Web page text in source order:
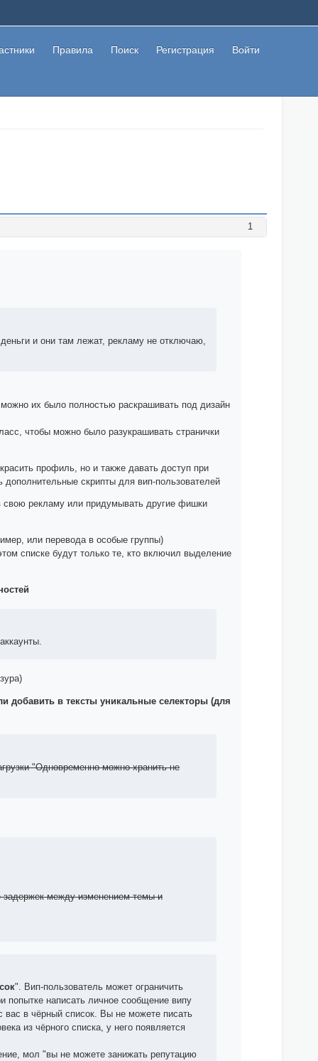
Правила Поиск Регистрация Войти
1
и они там лежат, рекламу не отключаю,
их было полностью раскрашивать под дизайн
чтобы можно было разукрашивать странички
профиль, но и также давать доступ при
скрипты для вип-пользователей
рекламу или придумывать другие фишки
или перевода в особые группы)
списке будут только те, кто включил выделение
добавить в тексты уникальные селекторы (для
"Одновременно можно хранить не
задержек между изменением темы и
". Вип-пользователь может ограничить
написать личное сообщение випу
вас в чёрный список. Вы не можете писать
из чёрного списка, у него появляется
мол "вы не можете занижать репутацию